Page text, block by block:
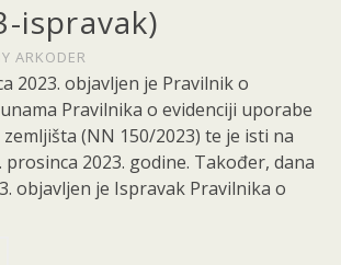
ispravak)
ARKODER
2023. objavljen je Pravilnik o
Pravilnika o evidenciji uporabe
(NN 150/2023) te je isti na
2023. godine. Također, dana
objavljen je Ispravak Pravilnika o